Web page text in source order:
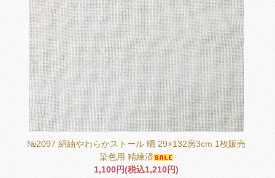
№2097 絹紬やわらかストール 晒 29×132房3cm 1枚販売
染色用 精練済
1,100円(税込1,210円)